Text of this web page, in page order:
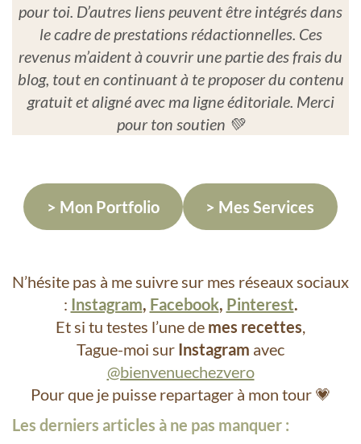
pour toi. D’autres liens peuvent être intégrés dans
le cadre de prestations rédactionnelles. Ces
revenus m’aident à couvrir une partie des frais du
blog, tout en continuant à te proposer du contenu
gratuit et aligné avec ma ligne éditoriale. Merci
pour ton soutien 💚
> Mon Portfolio > Mes Services
N’hésite pas à me suivre sur mes réseaux sociaux
: Instagram, Facebook, Pinterest.
Et si tu testes l’une de mes recettes,
Tague-moi sur Instagram avec
@bienvenuechezvero
Pour que je puisse repartager à mon tour 💗
Les derniers articles à ne pas manquer :